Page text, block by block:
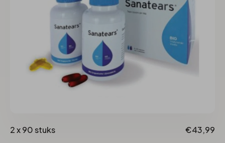
2 x 90 stuks €43,99